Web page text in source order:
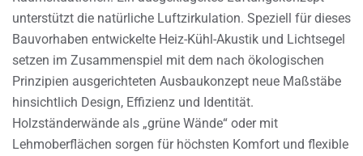
unterstützt die natürliche Luftzirkulation. Speziell für dieses
Bauvorhaben entwickelte Heiz-Kühl-Akustik und Lichtsegel
setzen im Zusammenspiel mit dem nach ökologischen
Prinzipien ausgerichteten Ausbaukonzept neue Maßstäbe
hinsichtlich Design, Effizienz und Identität.
Holzständerwände als „grüne Wände“ oder mit
Lehmoberflächen sorgen für höchsten Komfort und flexible